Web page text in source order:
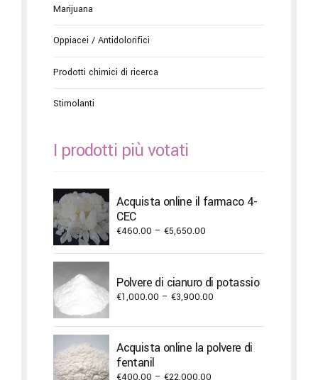
Marijuana
Oppiacei / Antidolorifici
Prodotti chimici di ricerca
Stimolanti
I prodotti più votati
Acquista online il farmaco 4-
CEC
€460.00 – €5,650.00
through
€5,650.00
Polvere di cianuro di potassio
€1,000.00 – €3,900.00
through
€3,900.00
Acquista online la polvere di
fentanil
€400.00 – €22,000.00